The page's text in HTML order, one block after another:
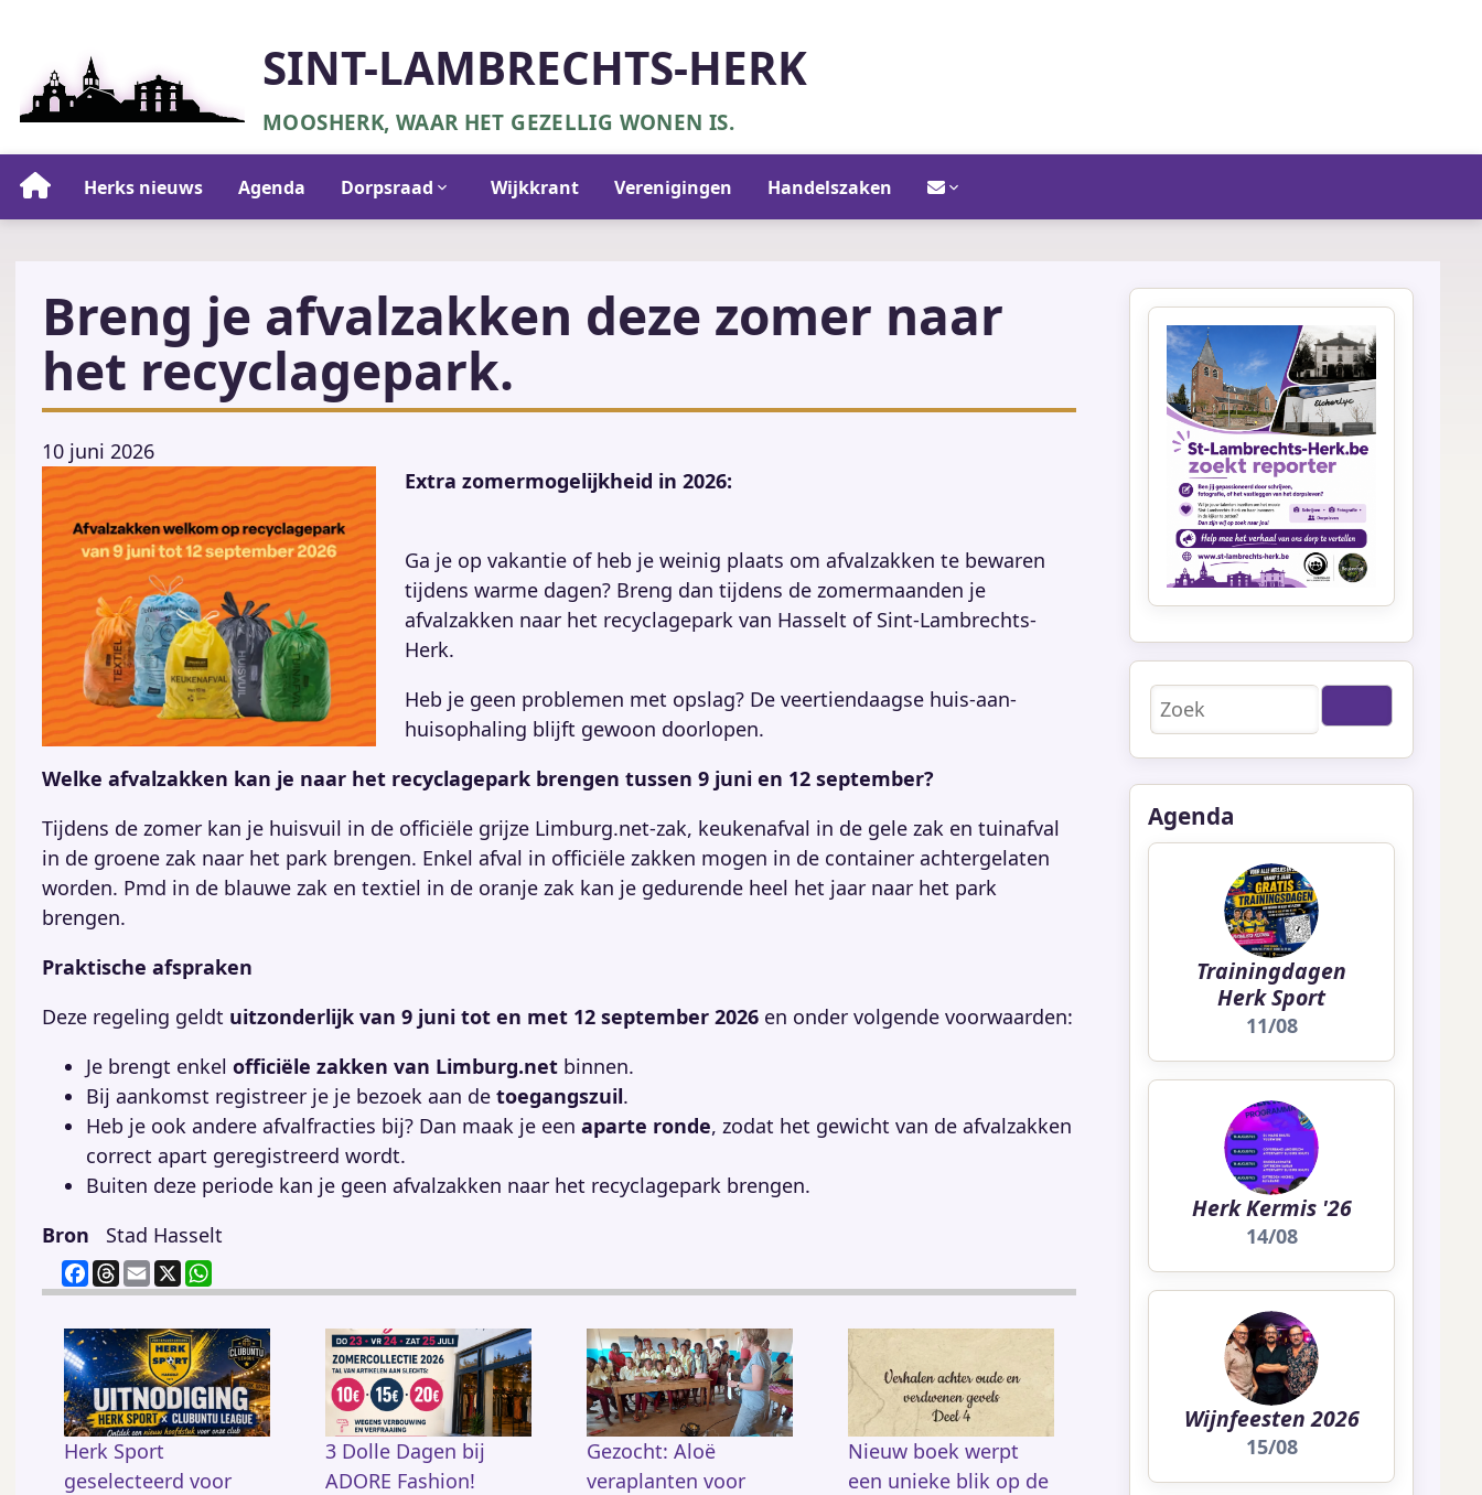
gaan
SINT-LAMBRECHTS-HERK
MOOSHERK, WAAR HET GEZELLIG WONEN IS.
Hoofdnavigatie
Herks nieuws Agenda Dorpsraad Wijkkrant Verenigingen HandelszakenContact/info/agenda
Breng je afvalzakken deze zomer naar
het recyclagepark.
10 juni 2026
Extra zomermogelijkheid in 2026:
Ga je op vakantie of heb je weinig plaats om afvalzakken te bewaren
tijdens warme dagen? Breng dan tijdens de zomermaanden je
afvalzakken naar het recyclagepark van Hasselt of Sint-Lambrechts-
Herk.
Heb je geen problemen met opslag? De veertiendaagse huis-aan-
huisophaling blijft gewoon doorlopen.
Welke afvalzakken kan je naar het recyclagepark brengen tussen 9 juni en 12 september?
Tijdens de zomer kan je huisvuil in de officiële grijze Limburg.net-zak, keukenafval in de gele zak en tuinafval
in de groene zak naar het park brengen. Enkel afval in officiële zakken mogen in de container achtergelaten
worden. Pmd in de blauwe zak en textiel in de oranje zak kan je gedurende heel het jaar naar het park
brengen.
Praktische afspraken
Deze regeling geldt uitzonderlijk van 9 juni tot en met 12 september 2026 en onder volgende voorwaarden:
Je brengt enkel officiële zakken van Limburg.net binnen.
Bij aankomst registreer je je bezoek aan de toegangszuil.
Heb je ook andere afvalfracties bij? Dan maak je een aparte ronde, zodat het gewicht van de afvalzakken
correct apart geregistreerd wordt.
Buiten deze periode kan je geen afvalzakken naar het recyclagepark brengen.
Bron
Stad Hasselt
F
a
c
e
b
o
o
k
T
h
re
a
d
s
E
m
ai
l
X
h
at
s
A
p
p
Herk Sport
geselecteerd voor
3 Dolle Dagen bij
ADORE Fashion!
Gezocht: Aloë
veraplanten voor
Nieuw boek werpt
een unieke blik op de
Zoeken
Agenda
Trainingdagen
Herk Sport
11/08
Herk Kermis '26
14/08
Wijnfeesten 2026
15/08